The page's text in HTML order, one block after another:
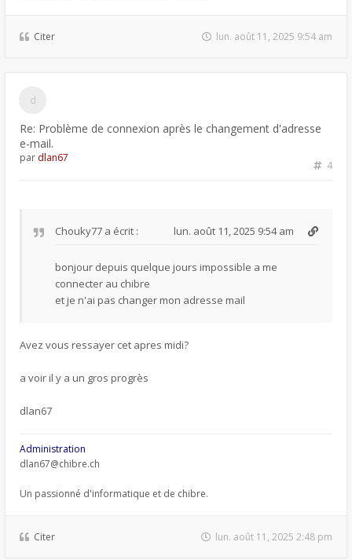
Citer lun. août 11, 2025 9:54 am
Re: Problème de connexion après le changement d'adresse
e-mail.
4
par dlan67
Chouky77 a écrit : lun. août 11, 2025 9:54 am
bonjour depuis quelque jours impossible a me
connecter au chibre
et je n'ai pas changer mon adresse mail
Avez vous ressayer cet apres midi?
a voir il y a un gros progrès
dlan67
Administration
dlan67@chibre.ch
Un passionné d'informatique et de chibre.
Citer lun. août 11, 2025 2:48 pm